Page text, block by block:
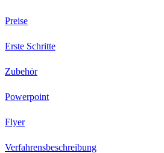
Preise
Erste Schritte
Zubehör
Powerpoint
Flyer
Verfahrensbeschreibung